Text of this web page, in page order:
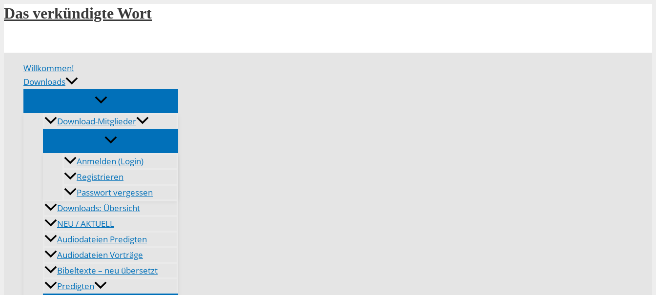
Zum
Inhalt
Das verkündigte Wort
Willkommen!
Downloads
Download-Mitglieder
Anmelden (Login)
Registrieren
Passwort vergessen
Downloads: Übersicht
NEU / AKTUELL
Audiodateien Predigten
Audiodateien Vorträge
Bibeltexte – neu übersetzt
Predigten